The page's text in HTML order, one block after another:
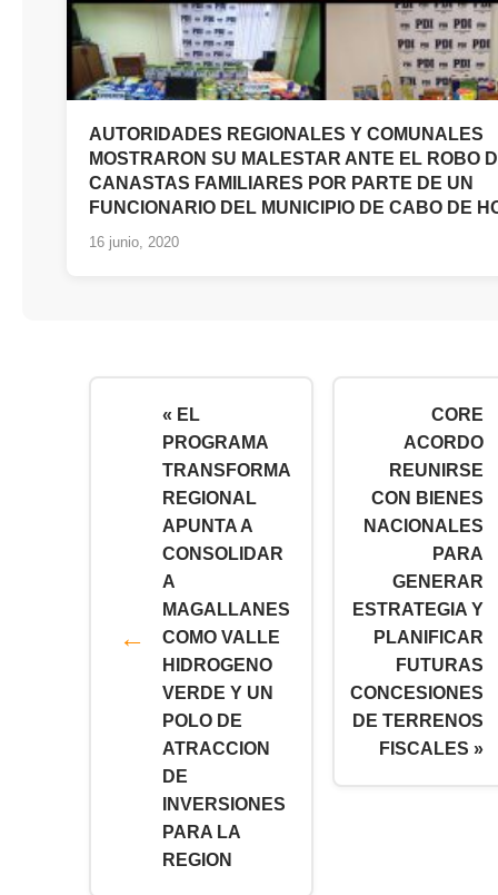
AUTORIDADES REGIONALES Y COMUNALES
MOSTRARON SU MALESTAR ANTE EL ROBO
CANASTAS FAMILIARES POR PARTE DE UN
FUNCIONARIO DEL MUNICIPIO DE CABO DE
16 junio, 2020
« EL
PROGRAMA
TRANSFORMA
REGIONAL
APUNTA A
CONSOLIDAR
A
MAGALLANES
COMO VALLE
HIDROGENO
VERDE Y UN
POLO DE
ATRACCION
DE
INVERSIONES
PARA LA
REGION
CORE
ACORDO
REUNIRSE
CON BIENES
NACIONALES
PARA
GENERAR
ESTRATEGIA Y
PLANIFICAR
FUTURAS
CONCESIONES
DE TERRENOS
FISCALES »